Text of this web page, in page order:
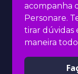
acompanha
Personare.
tirar dúvidas
maneira